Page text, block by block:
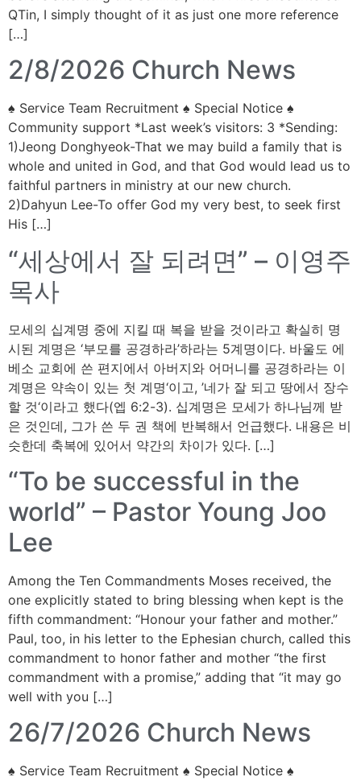
QTin, I simply thought of it as just one more reference
[…]
2/8/2026 Church News
♠ Service Team Recruitment ♠ Special Notice ♠
Community support *Last week’s visitors: 3 *Sending:
1)Jeong Donghyeok-That we may build a family that is
whole and united in God, and that God would lead us to
faithful partners in ministry at our new church.
2)Dahyun Lee-To offer God my very best, to seek first
His […]
“세상에서 잘 되려면” – 이영주
목사
모세의 십계명 중에 지킬 때 복을 받을 것이라고 확실히 명
시된 계명은 ‘부모를 공경하라’하라는 5계명이다. 바울도 에
베소 교회에 쓴 편지에서 아버지와 어머니를 공경하라는 이
계명은 약속이 있는 첫 계명‘이고, ’네가 잘 되고 땅에서 장수
할 것‘이라고 했다(엡 6:2-3). 십계명은 모세가 하나님께 받
은 것인데, 그가 쓴 두 권 책에 반복해서 언급했다. 내용은 비
슷한데 축복에 있어서 약간의 차이가 있다. […]
“To be successful in the
world” – Pastor Young Joo
Lee
Among the Ten Commandments Moses received, the
one explicitly stated to bring blessing when kept is the
fifth commandment: “Honour your father and mother.”
Paul, too, in his letter to the Ephesian church, called this
commandment to honor father and mother “the first
commandment with a promise,” adding that “it may go
well with you […]
26/7/2026 Church News
♠ Service Team Recruitment ♠ Special Notice ♠